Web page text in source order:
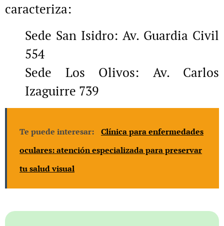
caracteriza:
Sede San Isidro: Av. Guardia Civil
554
Sede Los Olivos: Av. Carlos
Izaguirre 739
Te puede interesar:
Clínica para enfermedades
oculares: atención especializada para preservar
tu salud visual